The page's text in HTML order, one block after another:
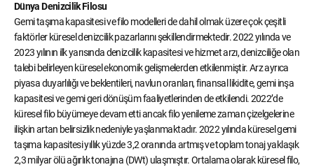
Dünya Denizcilik Filosu
Gemi taşıma kapasitesi ve filo modelleri de dahil olmak üzere çok çeşitli
faktörler küresel denizcilik pazarlarını şekillendirmektedir. 2022 yılında ve
2023 yılının ilk yarısında denizcilik kapasitesi ve hizmet arzı, denizciliğe olan
talebi belirleyen küresel ekonomik gelişmelerden etkilenmiştir. Arz ayrıca
piyasa duyarlılığı ve beklentileri, navlun oranları, finansal likidite, gemi inşa
kapasitesi ve gemi geri dönüşüm faaliyetlerinden de etkilendi. 2022’de
küresel filo büyümeye devam etti ancak filo yenileme zaman çizelgelerine
ilişkin artan belirsizlik nedeniyle yaşlanmaktadır. 2022 yılında küresel gemi
taşıma kapasitesi yıllık yüzde 3,2 oranında artmış ve toplam tonaj yaklaşık
2,3 milyar ölü ağırlık tonajına (DWt) ulaşmıştır. Ortalama olarak küresel filo,